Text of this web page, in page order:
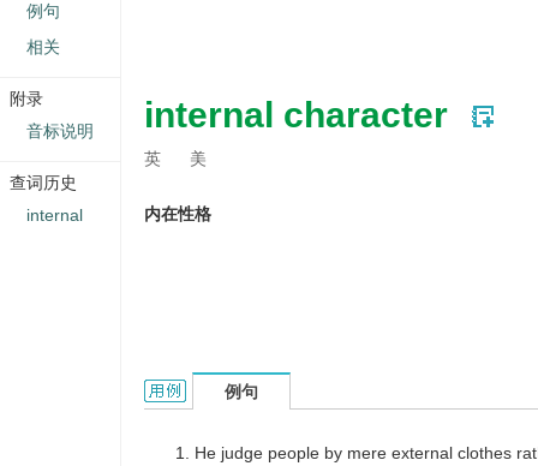
internal character
英 美
内在性格
internal character的用法和样例：
例句
He judge people by mere external clothes
例句
相关
附录
音标说明
查词历史
internal